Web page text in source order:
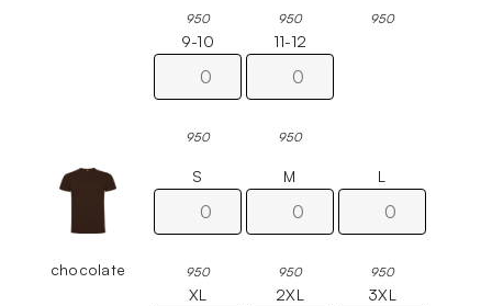
950 950 950
9-10
950
11-12
950
chocolate
S
950
M
950
L
950
XL 2XL 3XL